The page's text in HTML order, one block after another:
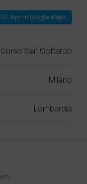
Apri in Google Maps
Corso San Gottardo
Milano
Lombardia